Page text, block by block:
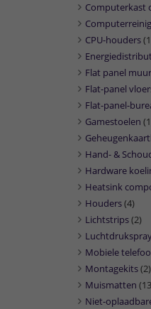
Computerkast
CPU-houders
Flat panel
Flat-panel
Flat-panel-
Gamestoelen
Hand- &
Hardware
Heatsink
Houders(4)
Lichtstrips(2)
Mobiele
Montagekits(2)
Muismatten
Niet-